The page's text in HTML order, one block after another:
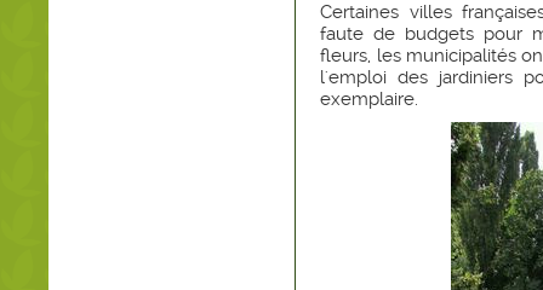
Certaines villes
faute de budgets pour
fleurs, les municipalités
l'emploi des jardiniers
exemplaire.